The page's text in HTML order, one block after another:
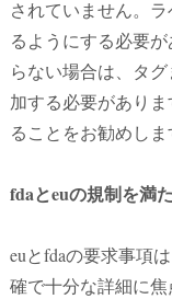
されていません。
るようにする必要
らない場合は、タ
加する必要があり
ることをお勧めしま
fdaとeuの規制を満
euとfdaの要求事項
確で十分な詳細に焦